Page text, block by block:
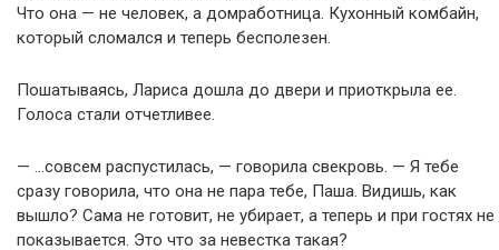
Что она — не человек, а домработница. Кухонный комбайн,
который сломался и теперь бесполезен.
Пошатываясь, Лариса дошла до двери и приоткрыла ее.
Голоса стали отчетливее.
— …совсем распустилась, — говорила свекровь. — Я тебе
сразу говорила, что она не пара тебе, Паша. Видишь, как
вышло? Сама не готовит, не убирает, а теперь и при гостях не
показывается. Это что за невестка такая?